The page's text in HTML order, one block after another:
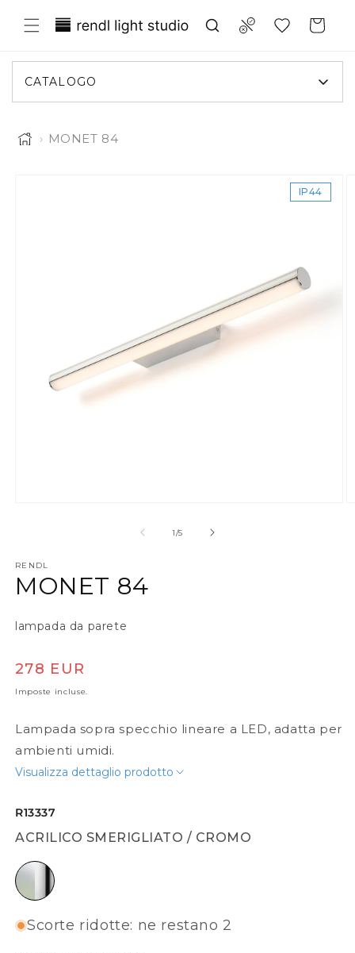
ai contenuti Compare
Translation missing: Carrello
CATALOGO
› MONET 84
L'immagine 1 è ora disponibile in visualizzazione
IP44
1/su
5
RENDL
MONET 84
lampada da parete
Prezzo di listino
278 EUR
Imposte incluse.
Lampada sopra specchio lineare a LED, adatta per
ambienti umidi.
Visualizza dettaglio prodotto
R13337
ACRILICO SMERIGLIATO / CROMO
acrilico smerigliato / cromo
Scorte ridotte: ne restano 2